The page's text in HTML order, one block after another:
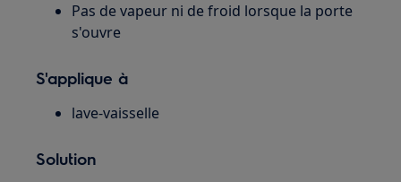
Pas de vapeur ni de froid lorsque la porte
s'ouvre
S'applique à
lave-vaisselle
Solution